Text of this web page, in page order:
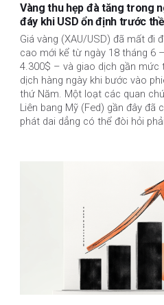
Vàng thu hẹp đà tăng trong
đáy khi USD ổn định trước
Giá vàng (XAU/USD) đã mất đi
cao mới kể từ ngày 18 tháng 6
4.300$ – và giao dịch gần mức
dịch hàng ngày khi bước vào
thứ Năm. Một loạt các quan
Liên bang Mỹ (Fed) gần đây đã
phát dai dẳng có thể đòi hỏi